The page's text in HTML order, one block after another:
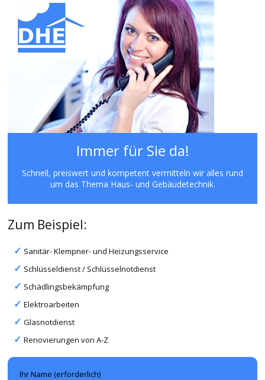
Immer für Sie da!
Schnell, preiswert und kompetent vermitteln wir alles rund
um das Thema Haus- und Gebäudetechnik.
Zum Beispiel:
Sanitär- Klempner- und Heizungsservice
Schlüsseldienst / Schlüsselnotdienst
Schädlingsbekämpfung
Elektroarbeiten
Glasnotdienst
Renovierungen von A-Z
Ihr Name (erforderlich)